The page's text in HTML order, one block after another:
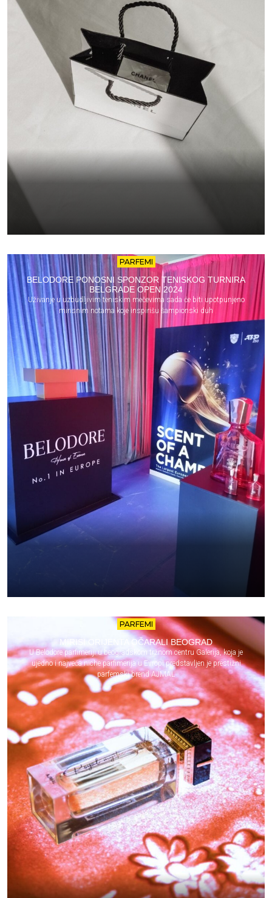
PARFEMI
BELODORE PONOSNI SPONZOR TENISKOG TURNIRA
BELGRADE OPEN 2024
Uživanje u uzbudljivim teniskim mečevima sada će biti upotpunjeno
mirisnim notama koje inspirišu šampionski duh
PARFEMI
MIRISI ORIJENTA OČARALI BEOGRAD
U Belodore parfimeriji u beogradskom tržnom centru Galerija, koja je
ujedno i najveća niche parfimerija u Evropi predstavljen je prestižni
parfemski brend AJMAL